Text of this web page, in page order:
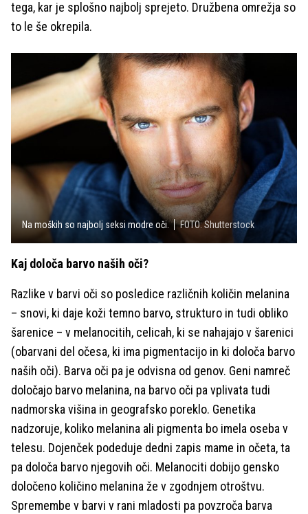
tega, kar je splošno najbolj sprejeto. Družbena omrežja so
to le še okrepila.
Na moških so najbolj seksi modre oči. FOTO: Shutterstock
Kaj določa barvo naših oči?
Razlike v barvi oči so posledice različnih količin melanina
– snovi, ki daje koži temno barvo, strukturo in tudi obliko
šarenice – v melanocitih, celicah, ki se nahajajo v šarenici
(obarvani del očesa, ki ima pigmentacijo in ki določa barvo
naših oči). Barva oči pa je odvisna od genov. Geni namreč
določajo barvo melanina, na barvo oči pa vplivata tudi
nadmorska višina in geografsko poreklo. Genetika
nadzoruje, koliko melanina ali pigmenta bo imela oseba v
telesu. Dojenček podeduje dedni zapis mame in očeta, ta
pa določa barvo njegovih oči. Melanociti dobijo gensko
določeno količino melanina že v zgodnjem otroštvu.
Spremembe v barvi v rani mladosti pa povzroča barva